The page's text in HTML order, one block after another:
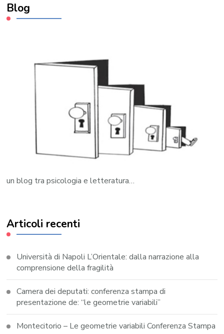
Blog
un blog tra psicologia e letteratura…
Articoli recenti
Università di Napoli L’Orientale: dalla narrazione alla
comprensione della fragilità
Camera dei deputati: conferenza stampa di
presentazione de: “le geometrie variabili”
Montecitorio – Le geometrie variabili Conferenza Stampa